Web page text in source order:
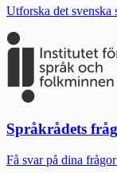
Utforska det svenska
Språkrådets
Få svar på dina